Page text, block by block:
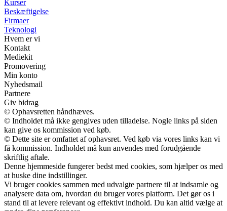
Kurser
Beskæftigelse
Firmaer
Teknologi
Hvem er vi
Kontakt
Mediekit
Promovering
Min konto
Nyhedsmail
Partnere
Giv bidrag
© Ophavsretten håndhæves.
© Indholdet må ikke gengives uden tilladelse. Nogle links på siden
kan give os kommission ved køb.
© Dette site er omfattet af ophavsret. Ved køb via vores links kan vi
få kommission. Indholdet må kun anvendes med forudgående
skriftlig aftale.
Denne hjemmeside fungerer bedst med cookies, som hjælper os med
at huske dine indstillinger.
Vi bruger cookies sammen med udvalgte partnere til at indsamle og
analysere data om, hvordan du bruger vores platform. Det gør os i
stand til at levere relevant og effektivt indhold. Du kan altid vælge at